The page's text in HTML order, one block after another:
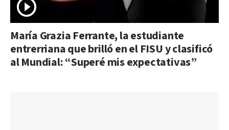
María Grazia Ferrante, la estudiante
entrerriana que brilló en el FISU y clasificó
al Mundial: “Superé mis expectativas”